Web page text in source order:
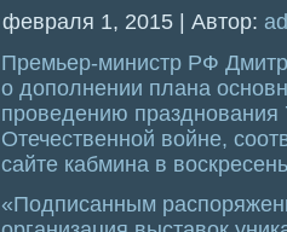
февраля 1, 2015 | Автор:
Премьер-министр РФ
о дополнении плана
проведению
Отечественной войне,
сайте кабмина в
«Подписанным